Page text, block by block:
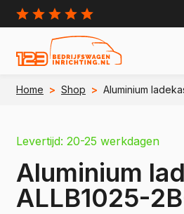
Home > Shop > Aluminium
Levertijd: 20-25 werkdagen
Aluminium
ALLB1025-